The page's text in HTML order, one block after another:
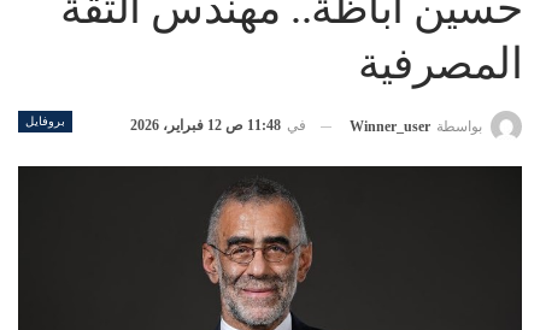
المصرفية
بروفايل بواسطة Winner_user في 11:48 ص 12 فبراير، 2026